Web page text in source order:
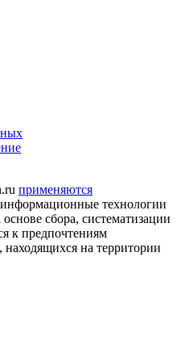
применяются
технологии
сбора, систематизации
к предпочтениям
находящихся на территории